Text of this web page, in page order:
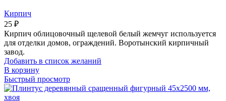
Кирпич
25 ₽
Кирпич облицовочный щелевой белый жемчуг используется
для отделки домов, ограждений. Воротынский кирпичный
завод.
Добавить в список желаний
В корзину
Быстрый просмотр